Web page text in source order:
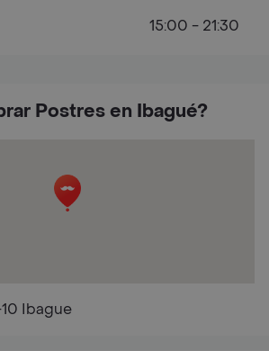
Postres en Ibagué?
Ibague
15:00 - 21:30